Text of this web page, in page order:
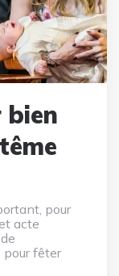
bien
pour
acte
pour fêter